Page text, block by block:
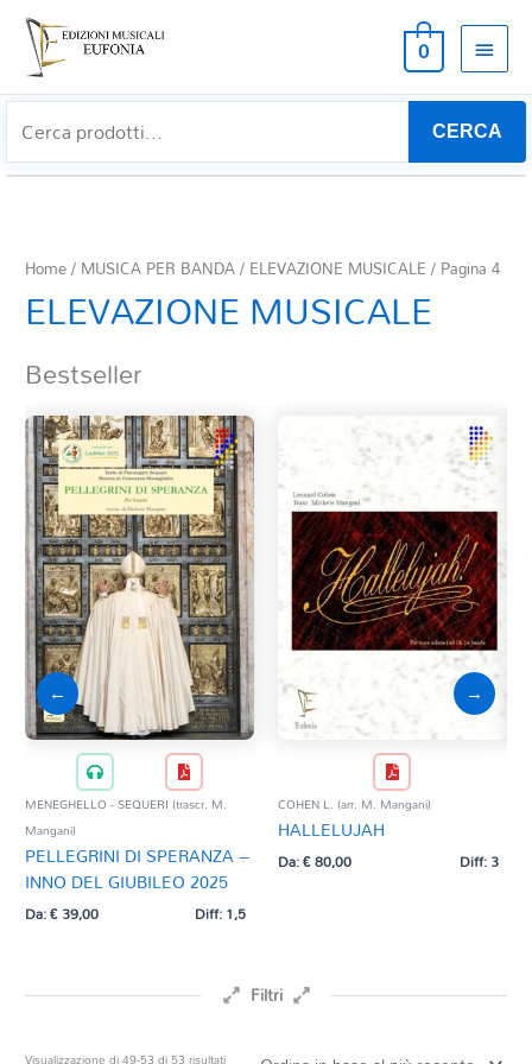
0
CERCA
Home/ MUSICA PER BANDA/ ELEVAZIONE MUSICALE / Pagina 4
ELEVAZIONE MUSICALE
Bestseller
←
MENEGHELLO - SEQUERI (trascr. M.
Mangani)
PELLEGRINI DI SPERANZA –
INNO DEL GIUBILEO 2025
Da:€39,00 Diff: 1,5
COHEN L. (arr. M. Mangani)
HALLELUJAH
Da:€80,00 Diff: 3
→
Filtri
Visualizzazione di 49-53 di 53 risultatiOrdina